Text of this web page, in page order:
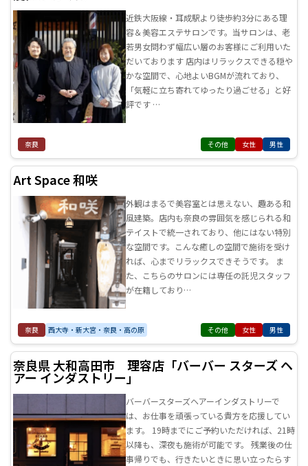
近鉄大阪線・耳成駅より徒歩約3分にある理
容＆美容エステサロンです。当サロンは、老
若男女問わず幅広い層のお客様にご利用いた
だいております 店内はリラックスできる穏や
かな空間で、心地よいBGMが流れており、
「気軽に立ち寄れてゆったり過ごせる」と好
評です …
奈良 その他 女性 男性
Art Space 和咲
外観はまるで美容室とは思えない、趣ある和
風建築。店内も奈良の雰囲気を感じられる和
テイストで統一されており、他にはない特別
な空間です。こんな癒しの空間で施術を受け
れば、心までリラックスできそうです。 ま
た、こちらのサロンには専任の託児スタッフ
が在籍しており…
奈良 西大寺・新大宮・奈良・高の原 その他 女性 男性
奈良県 大和高田市 理容店「バーバー スターズ ヘ
アー インダストリー」
バーバースターズヘアーインダストリーで
は、お仕事を頑張っている貴方を応援してい
ます。 19時までにご予約いただければ、21時
以降も、深夜も施術が可能です。 残業後の仕
事帰りでも、行きたいときに思い立ったらす